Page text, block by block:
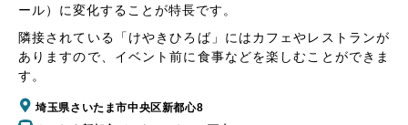
ール）に変化することが特長です。
隣接されている「けやきひろば」にはカフェやレストランが
ありますので、イベント前に食事などを楽しむことができま
す。
埼玉県さいたま市中央区新都心8